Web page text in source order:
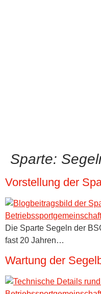
Sparte:
Vorstellung der
Die Sparte Segeln der
fast 20 Jahren…
Wartung der